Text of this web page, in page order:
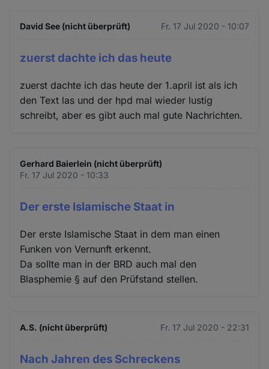
David See (nicht überprüft) Fr. 17 Jul 2020 - 10:07
zuerst dachte ich das heute
zuerst dachte ich das heute der 1.april ist als ich
den Text las und der hpd mal wieder lustig
schreibt, aber es gibt auch mal gute Nachrichten.
Gerhard Baierlein (nicht überprüft)
Fr. 17 Jul 2020 - 10:33
Der erste Islamische Staat in
Der erste Islamische Staat in dem man einen
Funken von Vernunft erkennt.
Da sollte man in der BRD auch mal den
Blasphemie § auf den Prüfstand stellen.
A.S. (nicht überprüft) Fr. 17 Jul 2020 - 22:31
Nach Jahren des Schreckens